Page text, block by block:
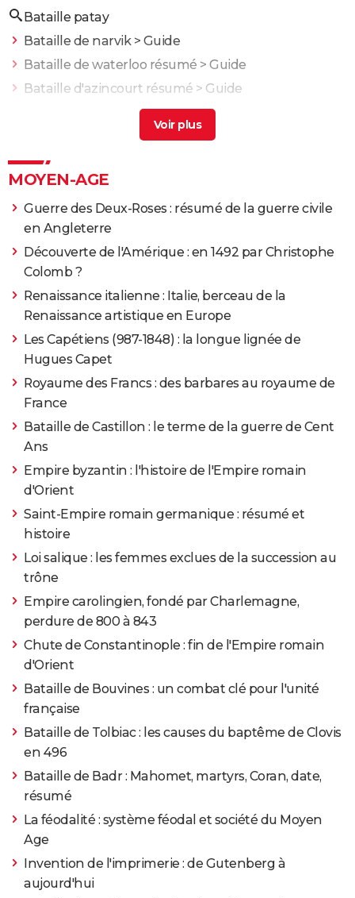
Bataille patay
Bataille de narvik> Guide
Bataille de waterloo résumé > Guide
Bataille d'azincourt résumé > Guide
Bataille de stalingrad résumé> Accueil - Seconde
MOYEN-AGE
Guerre des Deux-Roses : résumé de la guerre civile
en Angleterre
Découverte de l'Amérique : en 1492 par Christophe
Colomb ?
Renaissance italienne : Italie, berceau de la
Renaissance artistique en Europe
Les Capétiens (987-1848) : la longue lignée de
Hugues Capet
Royaume des Francs : des barbares au royaume de
France
Bataille de Castillon : le terme de la guerre de Cent
Ans
Empire byzantin : l'histoire de l'Empire romain
d'Orient
Saint-Empire romain germanique : résumé et
histoire
Loi salique : les femmes exclues de la succession au
trône
Empire carolingien, fondé par Charlemagne,
perdure de 800 à 843
Chute de Constantinople : fin de l'Empire romain
d'Orient
Bataille de Bouvines : un combat clé pour l'unité
française
Bataille de Tolbiac : les causes du baptême de Clovis
en 496
Bataille de Badr : Mahomet, martyrs, Coran, date,
résumé
La féodalité : système féodal et société du Moyen
Age
Invention de l'imprimerie : de Gutenberg à
aujourd'hui